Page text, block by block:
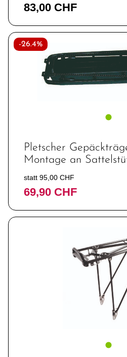
83,00 CHF
-26.4%
Pletscher
Montage an
statt 95,00 CHF
69,90 CHF